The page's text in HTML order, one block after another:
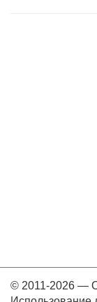
© 2011-2026 —